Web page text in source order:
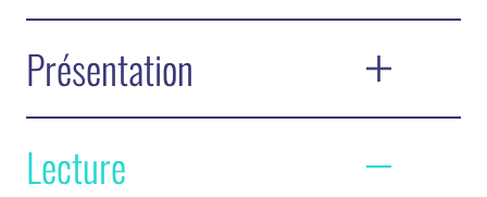
Présentation
Psychanalyste, psychiatre, membre de l’École
de la cause freudienne et de l’Association
Lecture